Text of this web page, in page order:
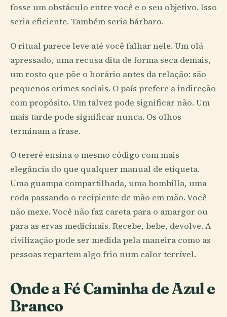
fosse um obstáculo entre você e o seu objetivo. Isso
seria eficiente. Também seria bárbaro.
O ritual parece leve até você falhar nele. Um olá
apressado, uma recusa dita de forma seca demais,
um rosto que põe o horário antes da relação: são
pequenos crimes sociais. O país prefere a indireção
com propósito. Um talvez pode significar não. Um
mais tarde pode significar nunca. Os olhos
terminam a frase.
O tereré ensina o mesmo código com mais
elegância do que qualquer manual de etiqueta.
Uma guampa compartilhada, uma bombilla, uma
roda passando o recipiente de mão em mão. Você
não mexe. Você não faz careta para o amargor ou
para as ervas medicinais. Recebe, bebe, devolve. A
civilização pode ser medida pela maneira como as
pessoas repartem algo frio num calor terrível.
Onde a Fé Caminha de Azul e
Branco